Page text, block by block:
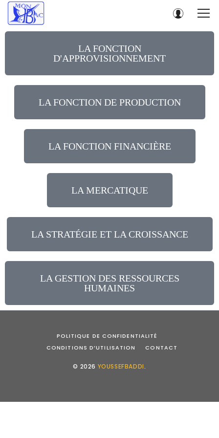
LA FONCTION
D'APPROVISIONNEMENT
LA FONCTION DE PRODUCTION
LA FONCTION FINANCIÈRE
LA MERCATIQUE
LA STRATÉGIE ET LA CROISSANCE
LA GESTION DES RESSOURCES
HUMAINES
POLITIQUE DE CONFIDENTIALITÉ
CONDITIONS D’UTILISATION
CONTACT
© 2026 YOUSSEFBADDI.